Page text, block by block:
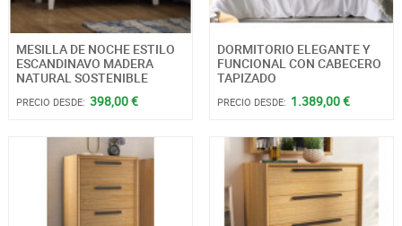
MESILLA DE NOCHE ESTILO
ESCANDINAVO MADERA
NATURAL SOSTENIBLE
PRECIO DESDE: 398,00 €
DORMITORIO ELEGANTE Y
FUNCIONAL CON CABECERO
TAPIZADO
PRECIO DESDE: 1.389,00 €